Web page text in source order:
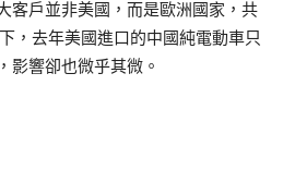
客戶並非美國，而是歐洲國家，共
，去年美國進口的中國純電動車只
影響卻也微乎其微。